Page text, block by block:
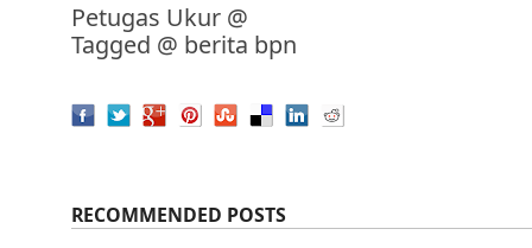
Petugas Ukur @
Tagged @ berita bpn
RECOMMENDED POSTS